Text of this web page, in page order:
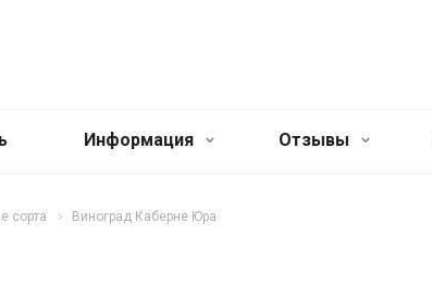
Информация Отзывы
сорта Виноград Каберне Юра